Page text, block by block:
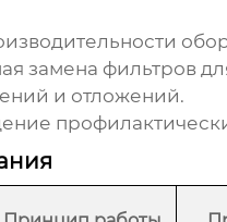
замена фильтров
и отложений.